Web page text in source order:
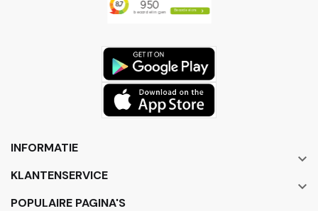
INFORMATIE

KLANTENSERVICE

POPULAIRE PAGINA'S